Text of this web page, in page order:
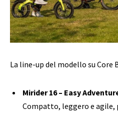
La line-up del modello su Core
Mirider 16 – Easy
Compatto, leggero e